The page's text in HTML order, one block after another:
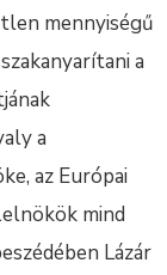
mennyiségű
a
a
az Európai
mind
Lázár